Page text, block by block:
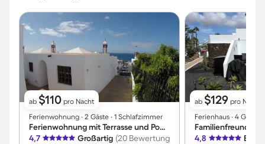
ab $110 pro Nacht
Ferienwohnung ∙ 2 Gäste ∙ 1 Schlafzimmer
Ferienwohnung mit Terrasse und Pool | Meerblick
4,7
Großartig (20 Bewertungen)
ab $129 pro Nacht
Ferienhaus ∙ 4 Gäste
4,8